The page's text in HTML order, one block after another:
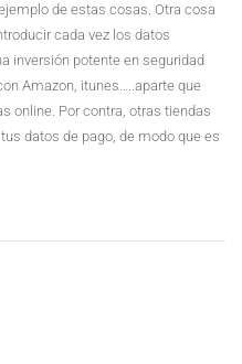
de estas cosas. Otra cosa
cada vez los datos
inversión potente en seguridad
Amazon, itunes…..aparte que
online. Por contra, otras tiendas
datos de pago, de modo que es